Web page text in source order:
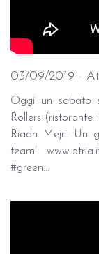
03/09/2019 -
Oggi un sabato
Rollers
Riadh Mejri. Un
team!
#green...